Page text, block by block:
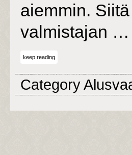
aiemmin.
valmistajan …
keep reading
Category